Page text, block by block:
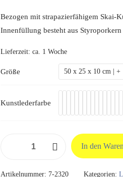
Bezogen mit strapazierfähigem Skai-
Innenfüllung besteht aus
Lieferzeit: ca. 1 Woche
Größe 50 x 25 x 10 cm | +
Kunstlederfarbe
In den
Artikelnummer: 7-2320 Kategorien: